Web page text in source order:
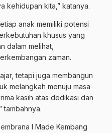
kehidupan kita,” katanya.
anak memiliki potensi
khusus yang
dalam melihat,
zaman.
tetapi juga membangun
melangkah menuju masa
kasih atas dedikasi dan
tambahnya.
I Made Kembang